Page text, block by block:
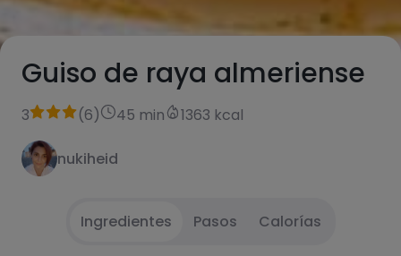
Guiso de raya almeriense
3 (6) 45 min 1363 kcal
nukiheid
Ingredientes Pasos Calorías